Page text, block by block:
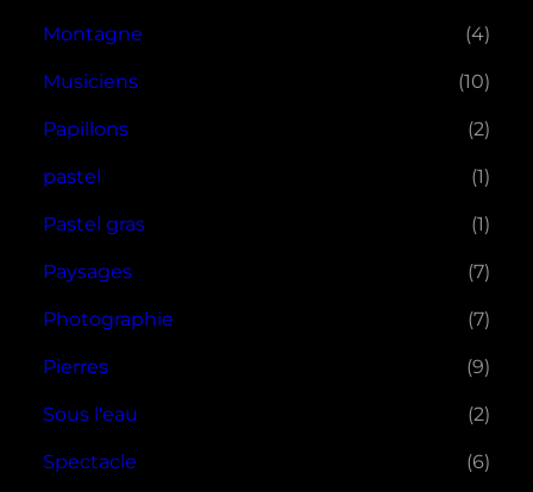
Montagne (4)
Musiciens (10)
Papillons (2)
pastel (1)
Pastel gras (1)
Paysages (7)
Photographie (7)
Pierres (9)
Sous l'eau (2)
Spectacle (6)